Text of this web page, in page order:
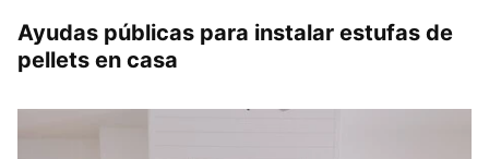
Ayudas públicas para instalar estufas de
pellets en casa